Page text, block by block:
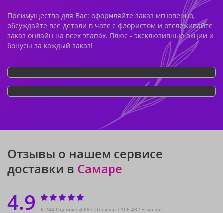
Преимущества для Вас: оформляйте заказ мгновенно,
обсуждайте все детали в чате с флористом и отслеживайте
заказ онлайн на всех этапах. Плюс - эксклюзивные акции и
бонусы за каждый заказ!
Отзывы о нашем сервисе
доставки в Самаре
4.9 6 244 Оценок 4 687 Отзывов 106 432 Заказов